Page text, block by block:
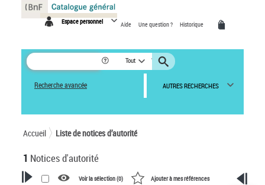
Espace personnel Aide Une question ? Historique
Tout
Recherche avancée AUTRES RECHERCHES
Accueil Liste de notices d’autorité
1 Notices d'autorité
Voir la sélection (0) Ajouter à mes références
Panneau de gestion des cookies